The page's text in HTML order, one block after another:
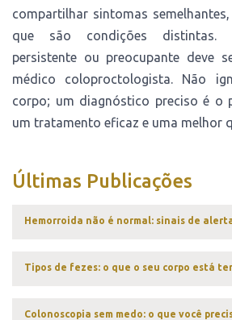
compartilhar sintomas
que são condições distintas.
persistente ou preocupante deve
médico coloproctologista. Não
corpo; um diagnóstico preciso é o
um tratamento eficaz e uma melhor
Últimas Publicações
Hemorroida não é normal: sinais de
Tipos de fezes: o que o seu corpo está
Colonoscopia sem medo: o que você